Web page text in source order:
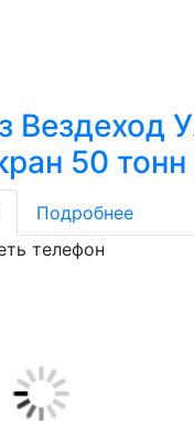
Вездеход
50 тонн
Подробнее
телефон